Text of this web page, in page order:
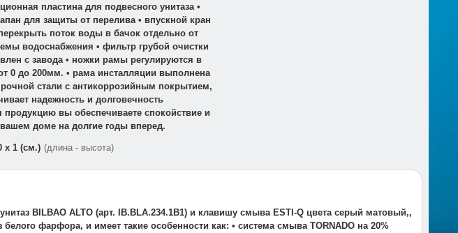
пластина для подвесного унитаза •
для защиты от перелива • впускной кран
поток воды в бачок отдельно от
водоснабжения • фильтр грубой очистки
с завода • ножки рамы регулируются в
0 до 200мм. • рама инсталляции выполнена
стали с антикоррозийным покрытием,
надежность и долговечность
продукцию вы обеспечиваете спокойствие и
доме на долгие годы вперед.
x 1 (см.) (длина - высота)
BILBAO ALTO (арт. IB.BLA.234.1B1) и клавишу смыва ESTI-Q цвета серый матовый,,
фарфора, и имеет такие особенности как: • система смыва TORNADO на 20%